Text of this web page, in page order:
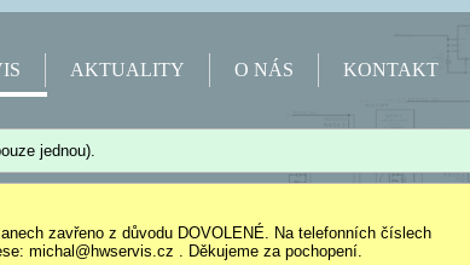
AKTUALITY O NÁS KONTAKT
jednou).
zavřeno z důvodu DOVOLENÉ. Na telefonních číslech
michal@hwservis.cz . Děkujeme za pochopení.